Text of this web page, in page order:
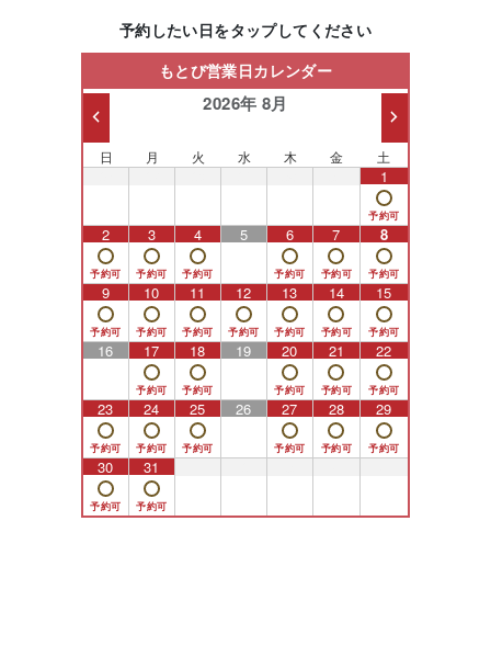
予約したい日をタップしてください
もとび営業日カレンダー
2026年 8月
日 月 火 水 木 金 土
1
2 3 4 5 6 7 8
9 10 11 12 13 14 15
16 17 18 19 20 21 22
23 24 25 26 27 28 29
30 31